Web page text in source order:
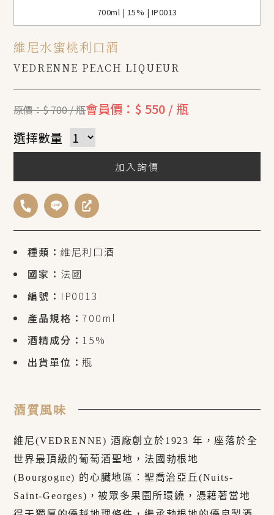
700ml | 15% | IP0013
維尼水蜜桃利口酒
VEDRENNE PEACH LIQUEUR
種類： 維尼利口酒
國家： 法國
編號： IP0013
產品規格：700ml
酒精成分： 15%
出貨單位：瓶
原價：$ 700 / 瓶會員價：$ 550 / 瓶
選擇數量
加入詢價
酒質風味
維尼(VEDRENNE) 酒廠創立於1923 年，座落於全
世界最頂級的葡萄酒聖地，法國勃根地
(Bourgogne) 的心臟地區：聖喬治亞丘(Nuits-
Saint-Georges)，被眾多果園所環繞，憑藉著當地